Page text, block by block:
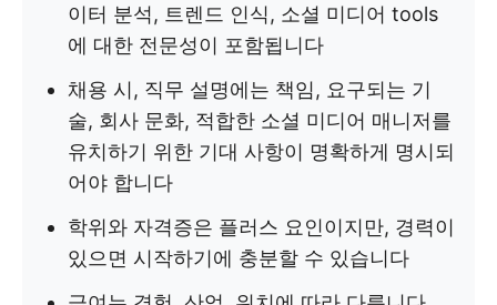
이터 분석, 트렌드 인식, 소셜 미디어 tools
에 대한 전문성이 포함됩니다
채용 시, 직무 설명에는 책임, 요구되는 기
술, 회사 문화, 적합한 소셜 미디어 매니저를
유치하기 위한 기대 사항이 명확하게 명시되
어야 합니다
학위와 자격증은 플러스 요인이지만, 경력이
있으면 시작하기에 충분할 수 있습니다